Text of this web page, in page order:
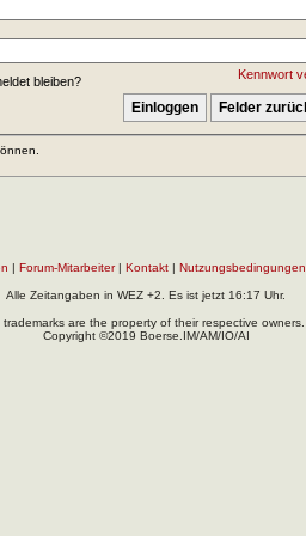
Kennwort
bleiben?
Forum-Mitarbeiter| Kontakt Nutzungsbedingungen
Alle Zeitangaben in WEZ +2. Es ist jetzt 16:17 Uhr.
trademarks are the property of their respective owners.
Copyright ©2019 Boerse.IM/AM/IO/AI